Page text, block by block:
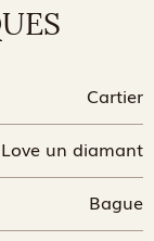
Cartier
un diamant
Bague